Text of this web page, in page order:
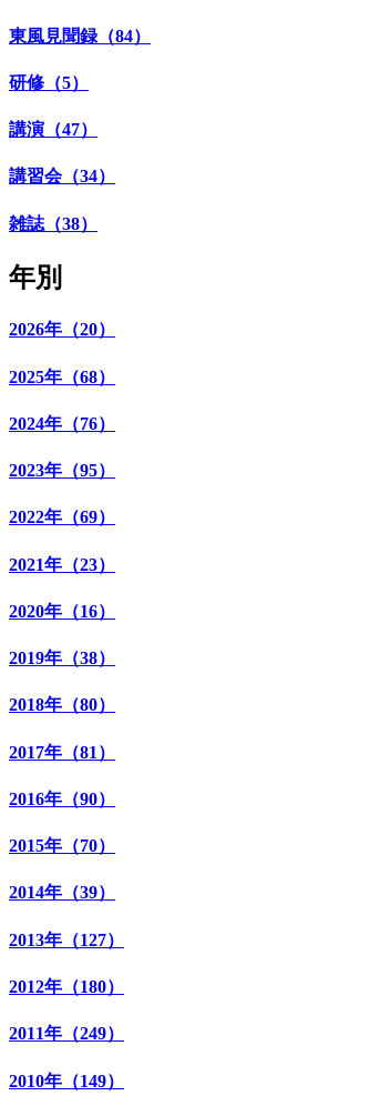
東風見聞録（84）
研修（5）
講演（47）
講習会（34）
雑誌（38）
年別
2026年（20）
2025年（68）
2024年（76）
2023年（95）
2022年（69）
2021年（23）
2020年（16）
2019年（38）
2018年（80）
2017年（81）
2016年（90）
2015年（70）
2014年（39）
2013年（127）
2012年（180）
2011年（249）
2010年（149）